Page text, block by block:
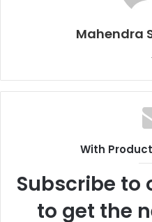
Mahendra
With
Subscribe to
to get the